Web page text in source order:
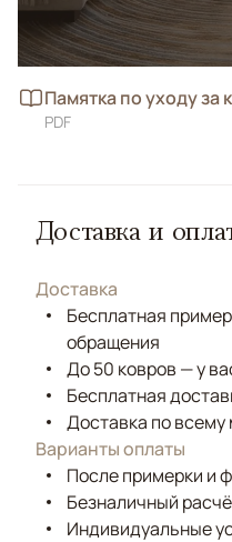
Памятка по уходу за
PDF
Доставка и
Доставка
Бесплатная
обращения
До 50 ковров — у
Бесплатная
Доставка по всему
Варианты оплаты
После примерки и
Безналичный
Индивидуальные